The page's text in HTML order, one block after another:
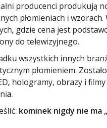
producenci produkują
płomieniach i
gdzie cena jest
do telewizyjnego.
wszystkich innych
płomieniem.
hologramy, obrazy i
kominek nigdy nie ma